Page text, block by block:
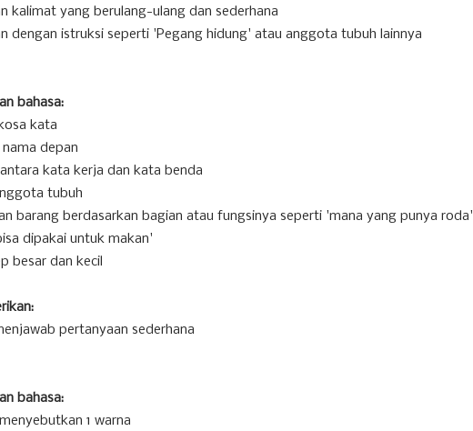
kalimat yang berulang-ulang dan sederhana
dengan istruksi seperti 'Pegang hidung' atau anggota tubuh lainnya
bahasa:
kata
depan
kata kerja dan kata benda
tubuh
barang berdasarkan bagian atau fungsinya seperti 'mana yang punya roda'
dipakai untuk makan'
besar dan kecil
pertanyaan sederhana
bahasa:
1 warna